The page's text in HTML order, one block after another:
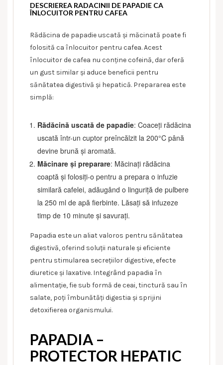
DESCRIEREA RADACINII DE PAPADIE CA
ÎNLOCUITOR PENTRU CAFEA
Rădăcina de papadie uscată și măcinată poate fi
folosită ca înlocuitor pentru cafea. Acest
înlocuitor de cafea nu conține cofeină, dar oferă
un gust similar și aduce beneficii pentru
sănătatea digestivă și hepatică. Prepararea este
simplă:
Rădăcină uscată de papadie: Coaceți rădăcina
uscată într-un cuptor preîncălzit la 200°C până
devine brună și aromată.
Măcinare și preparare: Măcinați rădăcina
coaptă și folosiți-o pentru a prepara o infuzie
similară cafelei, adăugând o linguriță de pulbere
la 250 ml de apă fierbinte. Lăsați să infuzeze
timp de 10 minute și savurați.
Papadia este un aliat valoros pentru sănătatea
digestivă, oferind soluții naturale și eficiente
pentru stimularea secrețiilor digestive, efecte
diuretice și laxative. Integrând papadia în
alimentație, fie sub formă de ceai, tinctură sau în
salate, poți îmbunătăți digestia și sprijini
detoxifierea organismului.
PAPADIA –
PROTECTOR HEPATIC